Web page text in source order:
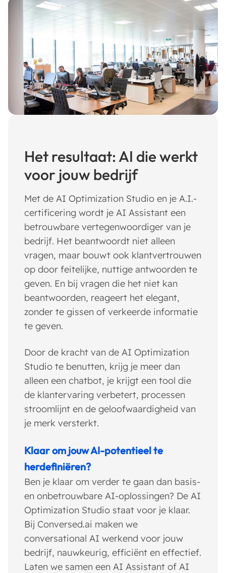
Het resultaat: AI die werkt
voor jouw bedrijf
Met de AI Optimization Studio en je A.I.-
certificering wordt je AI Assistant een
betrouwbare vertegenwoordiger van je
bedrijf. Het beantwoordt niet alleen
vragen, maar bouwt ook klantvertrouwen
op door feitelijke, nuttige antwoorden te
geven. En bij vragen die het niet kan
beantwoorden, reageert het elegant,
zonder te gissen of verkeerde informatie
te geven.
Door de kracht van de AI Optimization
Studio te benutten, krijg je meer dan
alleen een chatbot, je krijgt een tool die
de klantervaring verbetert, processen
stroomlijnt en de geloofwaardigheid van
je merk versterkt.
Klaar om jouw AI-potentieel te
herdefiniëren?
Ben je klaar om verder te gaan dan basis-
en onbetrouwbare AI-oplossingen? De AI
Optimization Studio staat voor je klaar.
Bij Conversed.ai maken we
conversational AI werkend voor jouw
bedrijf, nauwkeurig, efficiënt en effectief.
Laten we samen een AI Assistant of AI